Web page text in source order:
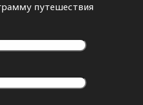
путешествия